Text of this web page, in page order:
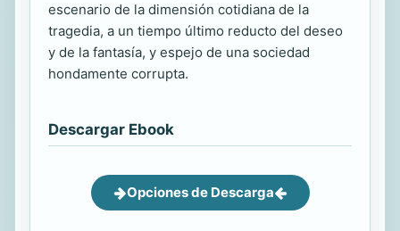
escenario de la dimensión cotidiana de la
tragedia, a un tiempo último reducto del deseo
y de la fantasía, y espejo de una sociedad
hondamente corrupta.
Descargar Ebook
Opciones de Descarga